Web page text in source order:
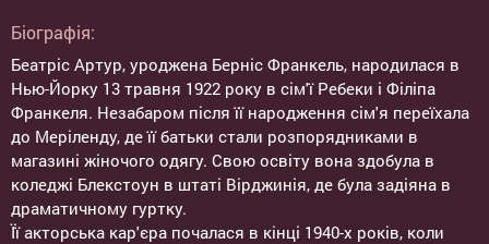
Біографія:
Беатріс Артур, уроджена Берніс Франкель, народилася в
Нью-Йорку 13 травня 1922 року в сім'ї Ребеки і Філіпа
Франкеля. Незабаром після її народження сім'я переїхала
до Меріленду, де її батьки стали розпорядниками в
магазині жіночого одягу. Свою освіту вона здобула в
коледжі Блекстоун в штаті Вірджинія, де була задіяна в
драматичному гуртку.
Її акторська кар'єра почалася в кінці 1940-х років, коли